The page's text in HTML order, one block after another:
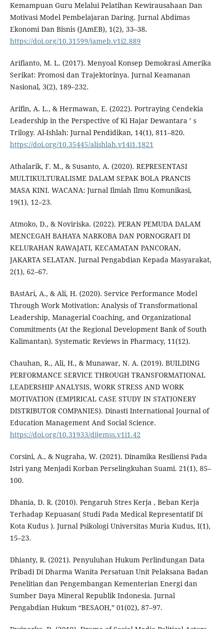
Kemampuan Guru Melalui Pelatihan Kewirausahaan Dan
Motivasi Model Pembelajaran Daring. Jurnal Abdimas
Ekonomi Dan Bisnis (JAmEB), 1(2), 33–38.
https://doi.org/10.31599/jameb.v1i2.889
Arifianto, M. L. (2017). Menyoal Konsep Demokrasi Amerika
Serikat: Promosi dan Trajektorinya. Jurnal Keamanan
Nasional, 3(2), 189–232.
Arifin, A. L., & Hermawan, E. (2022). Portraying Cendekia
Leadership in the Perspective of Ki Hajar Dewantara ’ s
Trilogy. Al-Ishlah: Jurnal Pendidikan, 14(1), 811–820.
https://doi.org/10.35445/alishlah.v14i1.1821
Athalarik, F. M., & Susanto, A. (2020). REPRESENTASI
MULTIKULTURALISME DALAM SEPAK BOLA PRANCIS
MASA KINI. WACANA: Jurnal Ilmiah Ilmu Komunikasi,
19(1), 12–23.
Atmoko, D., & Noviriska. (2022). PERAN PEMUDA DALAM
MENCEGAH BAHAYA NARKOBA DAN PORNOGRAFI DI
KELURAHAN RAWAJATI, KECAMATAN PANCORAN,
JAKARTA SELATAN. Jurnal Pengabdian Kepada Masyarakat,
2(1), 62–67.
BAstAri, A., & Ali, H. (2020). Service Performance Model
Through Work Motivation: Analysis of Transformational
Leadership, Managerial Coaching, and Organizational
Commitments (At the Regional Development Bank of South
Kalimantan). Systematic Reviews in Pharmacy, 11(12).
Chauhan, R., Ali, H., & Munawar, N. A. (2019). BUILDING
PERFORMANCE SERVICE THROUGH TRANSFORMATIONAL
LEADERSHIP ANALYSIS, WORK STRESS AND WORK
MOTIVATION (EMPIRICAL CASE STUDY IN STATIONERY
DISTRIBUTOR COMPANIES). Dinasti International Journal of
Education Management And Social Science.
https://doi.org/10.31933/dijemss.v1i1.42
Corsini, A., & Nugraha, W. (2021). Dinamika Resiliensi Pada
Istri yang Menjadi Korban Perselingkuhan Suami. 21(1), 85–
100.
Dhania, D. R. (2010). Pengaruh Stres Kerja , Beban Kerja
Terhadap Kepuasan( Studi Pada Medical Representatif Di
Kota Kudus ). Jurnal Psikologi Universitas Muria Kudus, I(1),
15–23.
Dhianty, R. (2021). Penyuluhan Hukum Perlindungan Data
Pribadi Di Dharma Wanita Persatuan Unit Pelaksana Badan
Penelitian dan Pengembangan Kementerian Energi dan
Sumber Daya Mineral Republik Indonesia. Jurnal
Pengabdian Hukum “BESAOH,” 01(02), 87–97.